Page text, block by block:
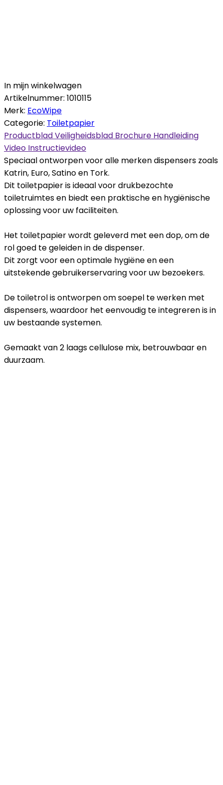
In mijn winkelwagen
Artikelnummer: 1010115
Merk: EcoWipe
Categorie: Toiletpapier
ProductbladVeiligheidsblad Brochure Handleiding
Video Instructievideo
Speciaal ontworpen voor alle merken dispensers zoals
Katrin, Euro, Satino en Tork.
Dit toiletpapier is ideaal voor drukbezochte
toiletruimtes en biedt een praktische en hygiënische
oplossing voor uw faciliteiten.
Het toiletpapier wordt geleverd met een dop, om de
rol goed te geleiden in de dispenser.
Dit zorgt voor een optimale hygiëne en een
uitstekende gebruikerservaring voor uw bezoekers.
De toiletrol is ontworpen om soepel te werken met
dispensers, waardoor het eenvoudig te integreren is in
uw bestaande systemen.
Gemaakt van 2 laags cellulose mix, betrouwbaar en
duurzaam.